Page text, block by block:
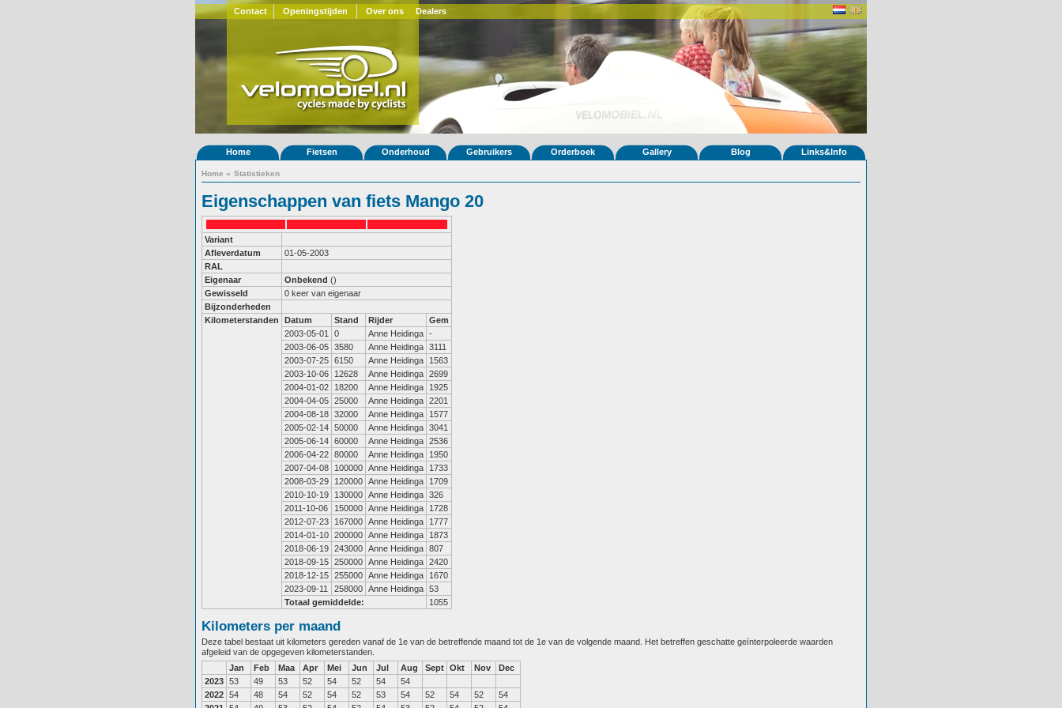
Contact Openingstijden Over ons Dealers
Home Fietsen Onderhoud Gebruikers Orderboek Gallery Blog Links&Info
Home » Statistieken
Eigenschappen van fiets Mango 20
Variant
Afleverdatum
01-05-2003
RAL
Eigenaar
Onbekend ()
Gewisseld
0 keer van eigenaar
Bijzonderheden
Kilometerstanden
Datum Stand Rijder
Gem
2003-05-01
0 Anne Heidinga -
2003-06-05 3580 Anne Heidinga 3111
2003-07-25 6150 Anne Heidinga
1563
2003-10-06
12628 Anne Heidinga 2699
2004-01-02
18200 Anne Heidinga
1925
2004-04-05 25000 Anne Heidinga 2201
2004-08-18 32000 Anne Heidinga
1577
2005-02-14 50000 Anne Heidinga 3041
2005-06-14 60000 Anne Heidinga 2536
2006-04-22 80000 Anne Heidinga
1950
2007-04-08
100000 Anne Heidinga
1733
2008-03-29
120000 Anne Heidinga
1709
2010-10-19
130000 Anne Heidinga 326
2011-10-06
150000 Anne Heidinga
1728
2012-07-23
167000 Anne Heidinga
1777
2014-01-10 200000 Anne Heidinga
1873
2018-06-19 243000 Anne Heidinga 807
2018-09-15 250000 Anne Heidinga 2420
2018-12-15 255000 Anne Heidinga
1670
2023-09-11
258000 Anne Heidinga 53
Totaal gemiddelde:
1055
Kilometers per maand
Deze tabel bestaat uit kilometers gereden vanaf de 1e van de betreffende maand tot de 1e van de volgende maand. Het betreffen geschatte geïnterpoleerde waarden
afgeleid van de opgegeven kilometerstanden.
Jan
Feb Maa Apr Mei Jun Jul Aug Sept Okt Nov
Dec
2023 53 49 53 52 54 52 54
54
2022 54 48 54 52 54 52 53 54 52 54 52
54